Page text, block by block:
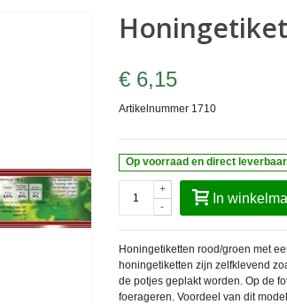
€ 6,15
Artikelnummer 1710
Op voorraad en direct
-
+
In
Honingetiketten rood/groen met
honingetiketten zijn zelfklevend
de potjes geplakt worden. Op de
foerageren. Voordeel van dit